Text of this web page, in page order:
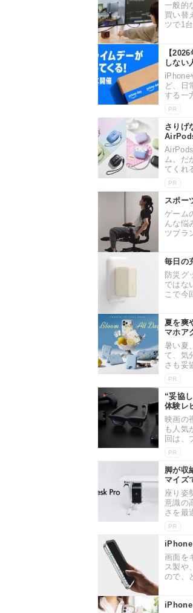
一般的
買い替
ツで1
【
しない
iPhone
ど、日
する一
PR
さりげ
ム。だ
てくれ
PR
スポー
ゲーム
んな悩
ツブラ
毎日の
防災グ
ではな
こで今
夏を爽
マホア
暑い夏
て、気
さも妥
PR
“妥協
体験レ
映画の
も人気
回は、
PR
脚が収
マイズ
座り姿
意識の
さを最
PR
iPhone
画面を
ス製や
ので、
iPhone